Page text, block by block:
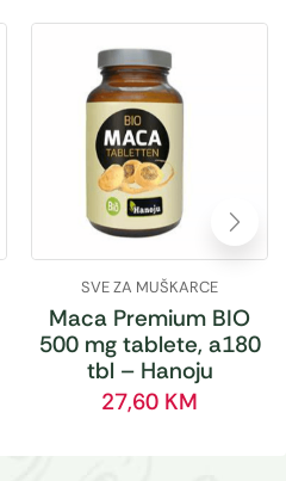
SVE ZA MUŠKARCE
Maca Premium BIO
500 mg tablete, a180
tbl – Hanoju
27,60 KM